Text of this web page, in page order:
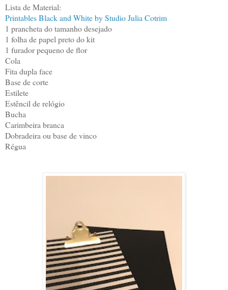
Lista de Material:
Printables Black and White by Studio Julia Cotrim
1 prancheta do tamanho desejado
1 folha de papel preto do kit
1 furador pequeno de flor
Cola
Fita dupla face
Base de corte
Estilete
Estêncil de relógio
Bucha
Carimbeira branca
Dobradeira ou base de vinco
Régua